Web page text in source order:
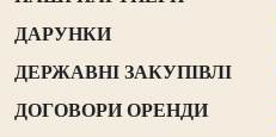
ДАРУНКИ
ДЕРЖАВНІ ЗАКУПІВЛІ
ДОГОВОРИ ОРЕНДИ